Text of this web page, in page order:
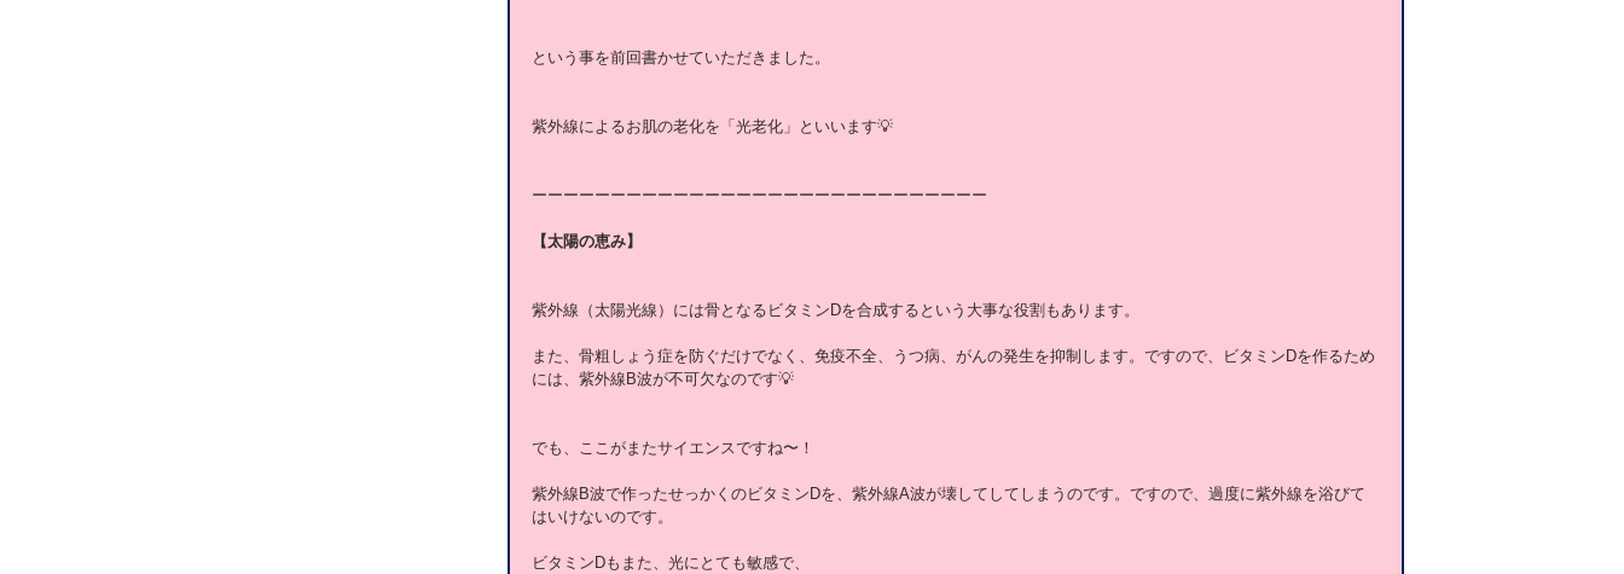
という事を前回書かせていただきました。
紫外線によるお肌の老化を「光老化」といいます💡
ーーーーーーーーーーーーーーーーーーーーーーーーーーーーー
【太陽の恵み】
紫外線（太陽光線）には骨となるビタミンDを合成するという大事な役割もあります。
また、骨粗しょう症を防ぐだけでなく、免疫不全、うつ病、がんの発生を抑制します。ですので、ビタミンDを作るため
には、紫外線B波が不可欠なのです💡
でも、ここがまたサイエンスですね〜！
紫外線B波で作ったせっかくのビタミンDを、紫外線A波が壊してしてしまうのです。ですので、過度に紫外線を浴びて
はいけないのです。
ビタミンDもまた、光にとても敏感で、